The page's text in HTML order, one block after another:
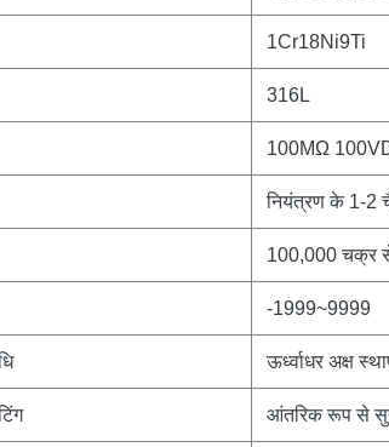
1Cr18Ni9Ti
316L
100MΩ
नियंत्रण के 1-2
100,000 चक्र
-1999~9999
ऊर्ध्वाधर अक्ष
आंतरिक रूप से